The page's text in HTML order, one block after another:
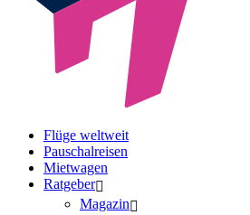
Flüge weltweit
Pauschalreisen
Mietwagen
Ratgeber
Magazin